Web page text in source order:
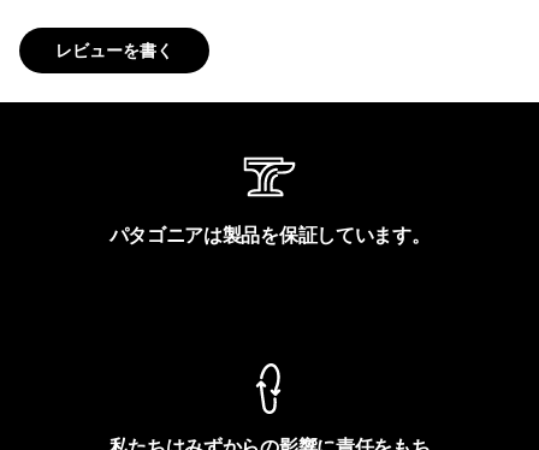
レビューを書く
パタゴニアは製品を保証しています。